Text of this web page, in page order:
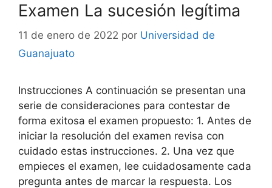
Examen La sucesión legítima
11 de enero de 2022 por Universidad de
Guanajuato
Instrucciones A continuación se presentan una
serie de consideraciones para contestar de
forma exitosa el examen propuesto: 1. Antes de
iniciar la resolución del examen revisa con
cuidado estas instrucciones. 2. Una vez que
empieces el examen, lee cuidadosamente cada
pregunta antes de marcar la respuesta. Los